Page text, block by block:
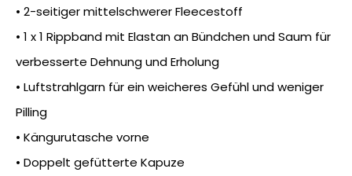
• 2-seitiger mittelschwerer Fleecestoff
• 1 x 1 Rippband mit Elastan an Bündchen und Saum für
verbesserte Dehnung und Erholung
• Luftstrahlgarn für ein weicheres Gefühl und weniger
Pilling
• Kängurutasche vorne
• Doppelt gefütterte Kapuze